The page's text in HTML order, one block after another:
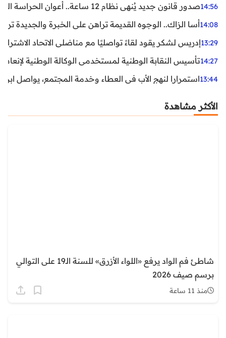
14:56صدور قانون جديد يُنهي نظام 12 ساعة.. أعوان الحراسة الخاصة يستفيدون من المدة القانونية للشغل
14:08أسا الزاك.. الوجوه القديمة تراهن على الخبرة والجديدة
13:29إدريس لشكر يقود لقاءً تواصليًا مع مناضلي الاتحاد
14:27تأسيس النقابة الوطنية لمستخدمي الوكالة الوطنية
13:44استمرارا لنهج الأب في العطاء وخدمة المجتمع، يواصل ابن
الأكثر مشاهدة
شاطئ فم الواد يرفع «اللواء الأزرق» للسنة الـ19 على التوالي
برسم صيف 2026
منذ 11 ساعة